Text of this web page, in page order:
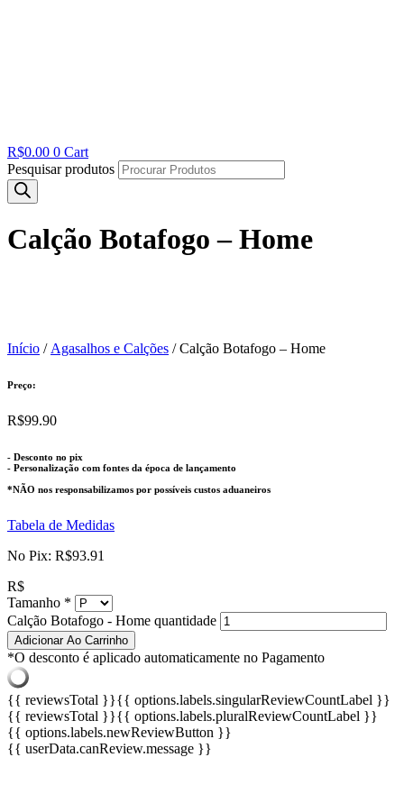
R$0.00 0 Cart
Pesquisar produtos
Calção Botafogo – Home
Início / Agasalhos e Calções / Calção Botafogo – Home
Preço:
R$99.90
- Desconto no pix
- Personalização com fontes da época de lançamento
*NÃO nos responsabilizamos por possíveis custos aduaneiros
Tabela de Medidas
No Pix: R$93.91
R$
Tamanho *
Calção Botafogo - Home quantidade
Adicionar Ao Carrinho
*O desconto é aplicado automaticamente no Pagamento
{{ reviewsTotal }}{{ options.labels.singularReviewCountLabel }}
{{ reviewsTotal }}{{ options.labels.pluralReviewCountLabel }}
{{ options.labels.newReviewButton }}
{{ userData.canReview.message }}